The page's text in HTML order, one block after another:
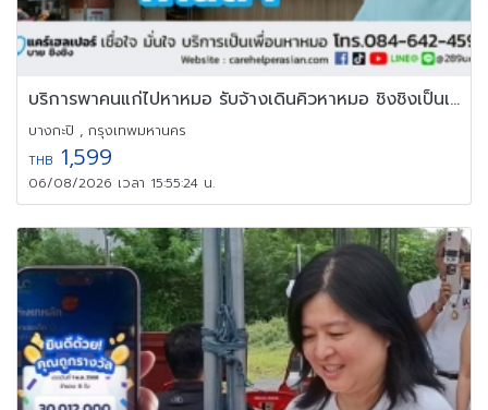
บริการพาคนแก่ไปหาหมอ รับจ้างเดินคิวหาหมอ ชิงชิงเป็นเพื่อนหาหมอ
บางกะปิ , กรุงเทพมหานคร
THB 1,599
06/08/2026 เวลา 15:55:24 น.